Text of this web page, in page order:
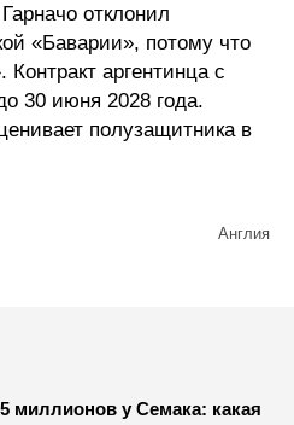
отклонил
«Баварии», потому что
Контракт аргентинца с
30 июня 2028 года.
полузащитника в
Англия
миллионов у Семака: какая